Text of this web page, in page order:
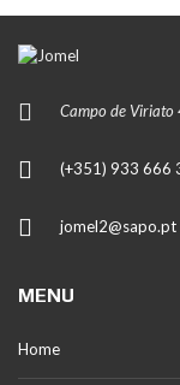
Campo de
(+351) 933 666
jomel2@sapo.pt
MENU
Home